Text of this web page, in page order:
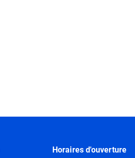
Horaires d'ouverture